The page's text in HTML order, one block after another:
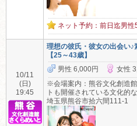
ネット予約：前日迄男
10/11
(日)
19:45
理想の彼氏・彼女の出会い
【25～43歳】
男性 6,000円
女性
※会場案内：熊谷文化創造
トも開催されている文化的
埼玉県熊谷市拾六間111-1